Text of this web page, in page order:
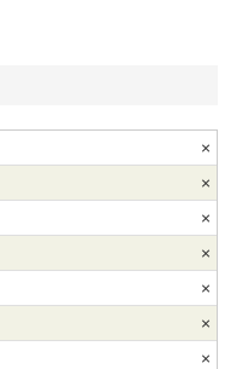
×
×
×
×
×
×
×